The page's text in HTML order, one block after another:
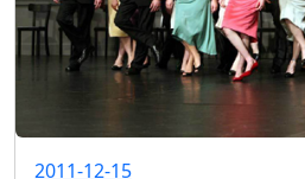
2011-12-15